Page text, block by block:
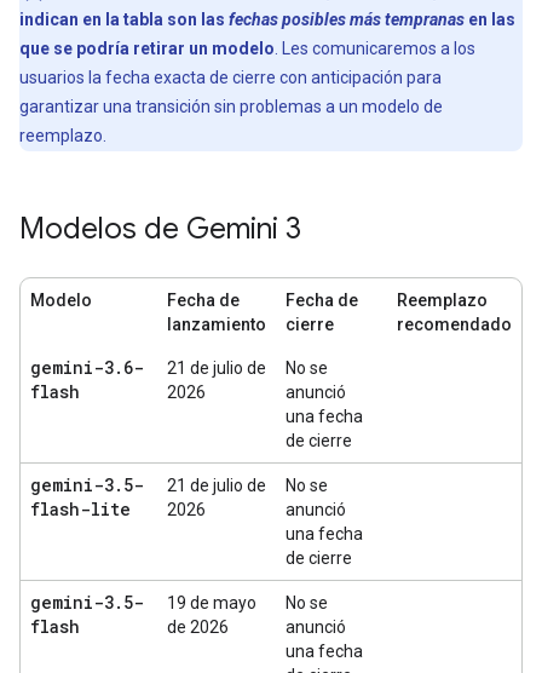
indican en la tabla son las fechas posibles más tempranas en las
que se podría retirar un modelo . Les comunicaremos a los
usuarios la fecha exacta de cierre con anticipación para
garantizar una transición sin problemas a un modelo de
reemplazo.
Modelos de Gemini 3
Modelo
Fecha de
lanzamiento
Fecha de
cierre
Reemplazo
recomendado
gemini-3. 6-
flash
21 de julio de
2026
No se
anunció
una fecha
de cierre
gemini-3. 5-
flash-lite
21 de julio de
2026
No se
anunció
una fecha
de cierre
gemini-3. 5-
flash
19 de mayo
de 2026
No se
anunció
una fecha